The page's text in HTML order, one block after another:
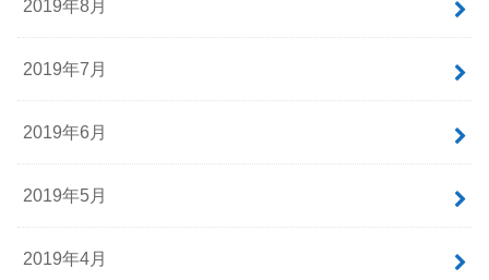
2019年8月
2019年7月
2019年6月
2019年5月
2019年4月